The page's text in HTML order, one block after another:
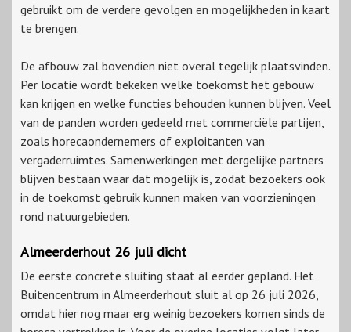
gebruikt om de verdere gevolgen en mogelijkheden in kaart
te brengen.
De afbouw zal bovendien niet overal tegelijk plaatsvinden.
Per locatie wordt bekeken welke toekomst het gebouw
kan krijgen en welke functies behouden kunnen blijven. Veel
van de panden worden gedeeld met commerciële partijen,
zoals horecaondernemers of exploitanten van
vergaderruimtes. Samenwerkingen met dergelijke partners
blijven bestaan waar dat mogelijk is, zodat bezoekers ook
in de toekomst gebruik kunnen maken van voorzieningen
rond natuurgebieden.
Almeerderhout 26 juli dicht
De eerste concrete sluiting staat al eerder gepland. Het
Buitencentrum in Almeerderhout sluit al op 26 juli 2026,
omdat hier nog maar erg weinig bezoekers komen sinds de